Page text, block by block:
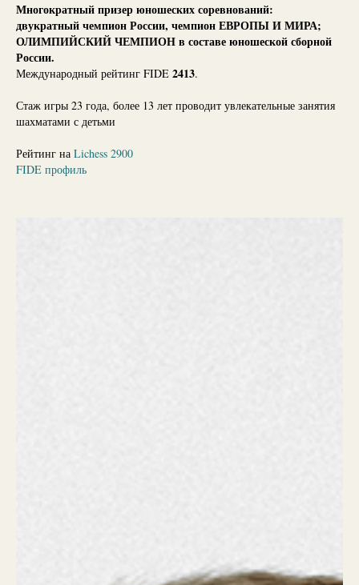
Многократный призер юношеских соревнований:
двукратный чемпион России, чемпион ЕВРОПЫ И МИРА;
ОЛИМПИЙСКИЙ ЧЕМПИОН в составе юношеской сборной
России.
Международный рейтинг FIDE 2413.
Стаж игры 23 года, более 13 лет проводит увлекательные занятия
шахматами с детьми
Рейтинг на Lichess 2900
FIDE профиль